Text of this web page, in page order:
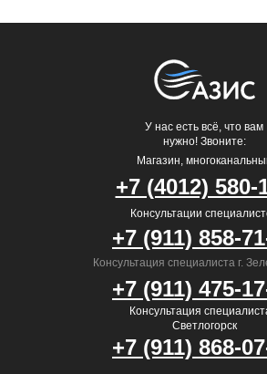
У нас есть всё, что вам
нужно! Звоните:
Магазин,
Консультация
Светлогорск
Консультация специалиста г.
Консультации
+7 (911) 858-
+7 (911) 475-
+7 (911) 868-
+7 (4012) 580-